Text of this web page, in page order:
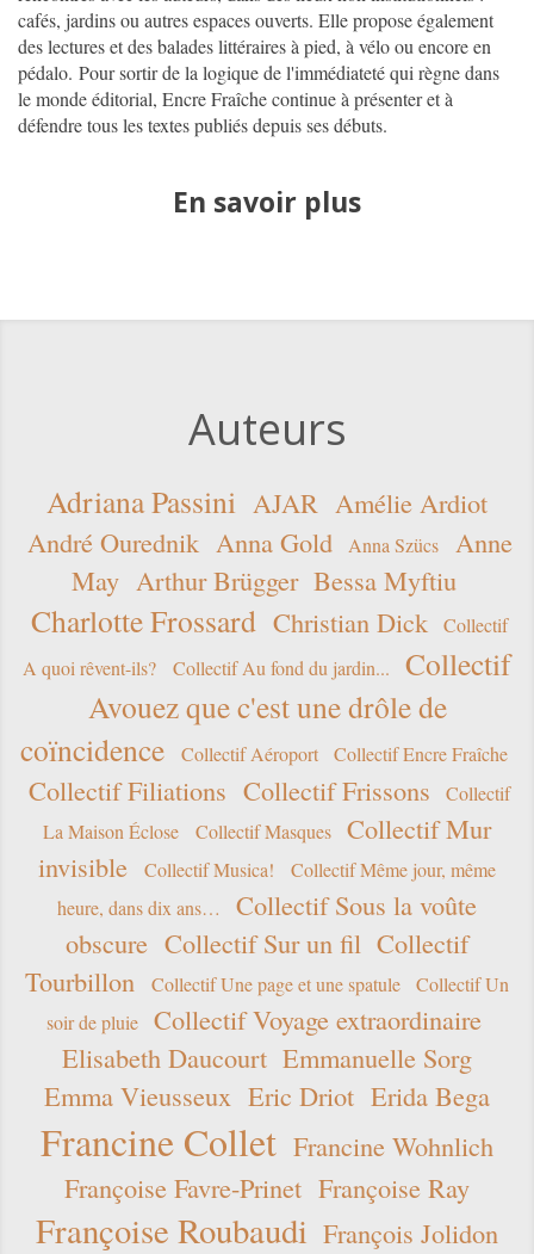
cafés, jardins ou autres espaces ouverts. Elle propose également
des lectures et des balades littéraires à pied, à vélo ou encore en
pédalo. Pour sortir de la logique de l'immédiateté qui règne dans
le monde éditorial, Encre Fraîche continue à présenter et à
défendre tous les textes publiés depuis ses débuts.
En savoir plus
Auteurs
Adriana Passini AJAR Amélie Ardiot
André Ourednik Anna Gold Anna Szücs
Anne
May Arthur Brügger Bessa Myftiu
Charlotte Frossard Christian Dick
Collectif
A quoi rêvent-ils?
Collectif Au fond du jardin...
Collectif
Avouez que c'est une drôle de
coïncidence
Collectif Aéroport Collectif Encre Fraîche
Collectif Filiations Collectif Frissons
Collectif
La Maison Éclose
Collectif Masques
Collectif Mur
invisible
Collectif Musica!
Collectif Même jour, même
heure, dans dix ans…
Collectif Sous la voûte
obscure Collectif Sur un fil Collectif
Tourbillon
Collectif Une page et une spatule
Collectif Un
soir de pluie
Collectif Voyage extraordinaire
Elisabeth Daucourt Emmanuelle Sorg
Emma Vieusseux Eric Driot Erida Bega
Francine Collet Francine Wohnlich
Françoise Favre-Prinet Françoise Ray
Françoise Roubaudi François Jolidon